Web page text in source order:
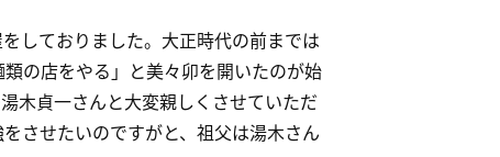
しておりました。大正時代の前までは
の店をやる」と美々卯を開いたのが始
木貞一さんと大変親しくさせていただ
させたいのですがと、祖父は湯木さん